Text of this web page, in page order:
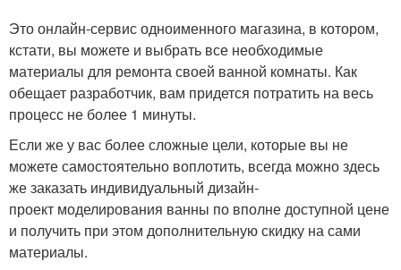
Это онлайн-сервис одноименного магазина, в котором,
кстати, вы можете и выбрать все необходимые
материалы для ремонта своей ванной комнаты. Как
обещает разработчик, вам придется потратить на весь
процесс не более 1 минуты.
Если же у вас более сложные цели, которые вы не
можете самостоятельно воплотить, всегда можно здесь
же заказать индивидуальный дизайн-
проект моделирования ванны по вполне доступной цене
и получить при этом дополнительную скидку на сами
материалы.